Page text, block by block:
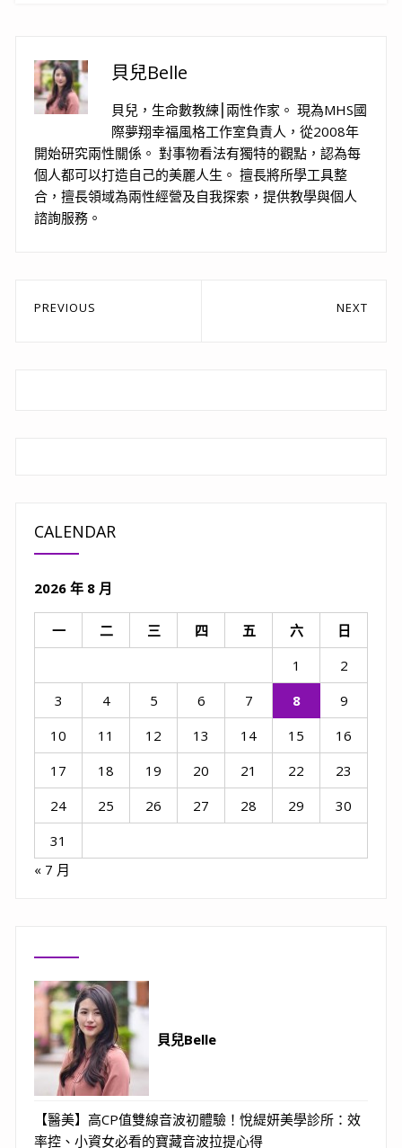
貝兒Belle
貝兒，生命數教練⎮兩性作家。 現為MHS國
際夢翔幸福風格工作室負責人，從2008年
開始研究兩性關係。 對事物看法有獨特的觀點，認為每
個人都可以打造自己的美麗人生。 擅長將所學工具整
合，擅長領域為兩性經營及自我探索，提供教學與個人
諮詢服務。
文
PREVIOUS NEXT
CALENDAR
2026 年 8 月
一 二 三 四 五 六
日
1
2
3
4 5 6 7 8
9
10
11 12 13 14 15
16
17
18 19 20 21 22
23
24
25 26 27 28 29
30
31
« 7 月
貝兒Belle
【醫美】高CP值雙線音波初體驗！悅緹妍美學診所：效
率控、小資女必看的寶藏音波拉提心得